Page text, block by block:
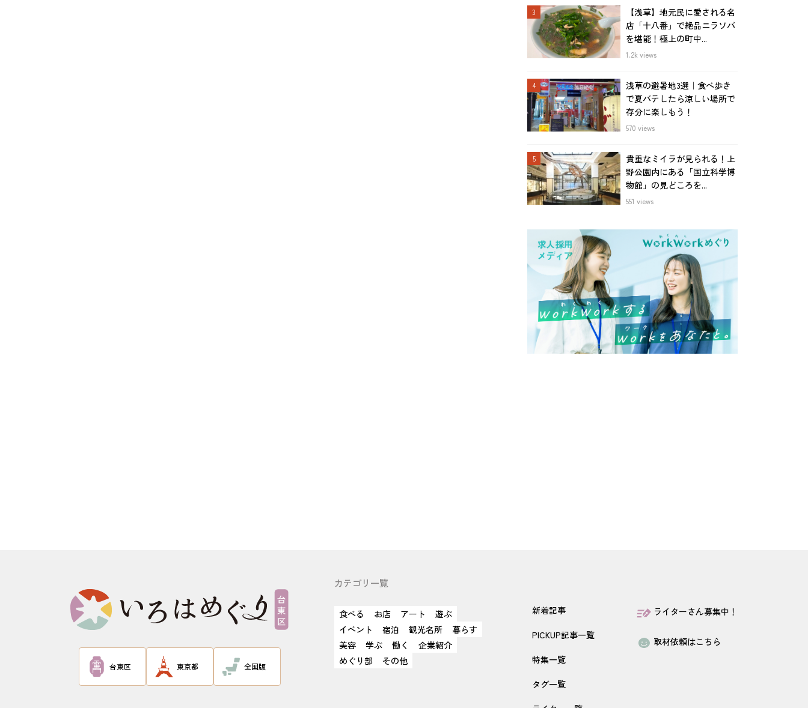
【浅草】地元民に愛される名
店「十八番」で絶品ニラソバ
を堪能！極上の町中...
1.2k views
浅草の避暑地3選｜食べ歩き
で夏バテしたら涼しい場所で
存分に楽しもう！
570 views
貴重なミイラが見られる！上
野公園内にある「国立科学博
物館」の見どころを...
551 views
台東区 東京都 全国版
カテゴリ一覧
食べる お店 アート
遊ぶ
イベント
宿泊 観光名所
暮らす
美容
学ぶ 働く
企業紹介
めぐり部
その他
新着記事
PICKUP記事一覧
特集一覧
タグ一覧
ライターさん募集中！
取材依頼はこちら